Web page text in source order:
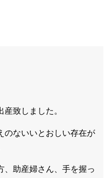
致しました。
のないいとおしい存在が
、助産婦さん、手を握っ